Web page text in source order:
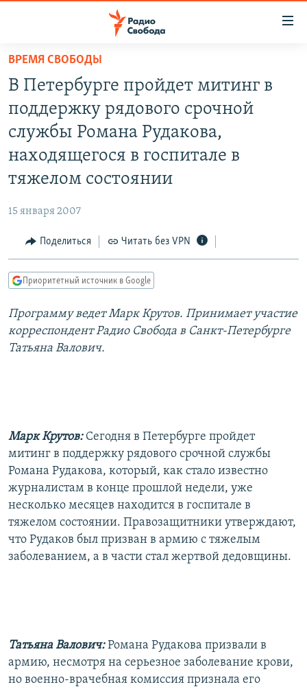
упрощенного
доступа
основному
содержанию
главной
навигации
Вернутся
поиску
ПРОГРАММЫ
ПОДКАСТЫ
АВТОРСКИЕ ПРОЕКТЫ
МНЕНИЯ
IDEL.РЕАЛИИ
КАВКАЗ.РЕАЛИИ
СЕВЕР.РЕАЛИИ
РАСПИСАНИЕ ВЕЩАНИЯ
ПОДПИШИТЕСЬ НА РАССЫЛКУ
Все сайты РСЕ/РС
ВРЕМЯ СВОБОДЫ
В Петербурге пройдет митинг в
поддержку рядового срочной
службы Романа Рудакова,
находящегося в госпитале в
тяжелом состоянии
15 января 2007
Поделиться Читать без VPN
Приоритетный источник в Google
Программу ведет Марк Крутов. Принимает участие
корреспондент Радио Свобода в Санкт-Петербурге
Татьяна Валович.
Марк Крутов: Сегодня в Петербурге пройдет
митинг в поддержку рядового срочной службы
Романа Рудакова, который, как стало известно
журналистам в конце прошлой недели, уже
несколько месяцев находится в госпитале в
тяжелом состоянии. Правозащитники утверждают,
что Рудаков был призван в армию с тяжелым
заболеванием, а в части стал жертвой дедовщины.
Татьяна Валович:Романа Рудакова призвали в
армию, несмотря на серьезное заболевание крови,
но военно-врачебная комиссия признала его